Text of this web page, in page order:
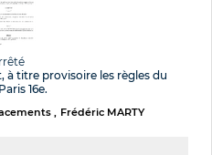
à titre provisoire les règles du
16e.
Frédéric MARTY